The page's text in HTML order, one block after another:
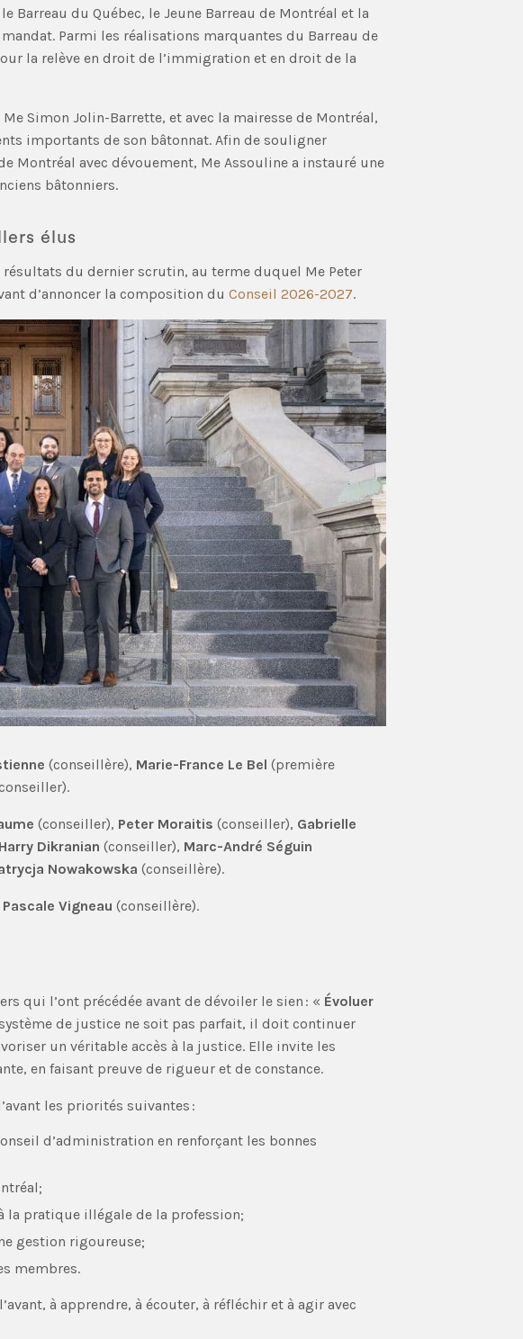
du Québec, le Jeune Barreau de Montréal et la
Parmi les réalisations marquantes du Barreau de
la relève en droit de l’immigration et en droit de la
Simon Jolin-Barrette, et avec la mairesse de Montréal,
importants de son bâtonnat. Afin de souligner
Montréal avec dévouement, Me Assouline a instauré une
bâtonniers.
élus
résultats du dernier scrutin, au terme duquel Me Peter
d’annoncer la composition du Conseil 2026-2027.
(conseillère), Marie-France Le Bel (première
(conseiller), Peter Moraitis (conseiller), Gabrielle
Harry Dikranian (conseiller), Marc-André Séguin
Nowakowska (conseillère).
Pascale Vigneau (conseillère).
qui l’ont précédée avant de dévoiler le sien : « Évoluer
de justice ne soit pas parfait, il doit continuer
un véritable accès à la justice. Elle invite les
en faisant preuve de rigueur et de constance.
les priorités suivantes :
d’administration en renforçant les bonnes
la pratique illégale de la profession;
gestion rigoureuse;
membres.
à apprendre, à écouter, à réfléchir et à agir avec